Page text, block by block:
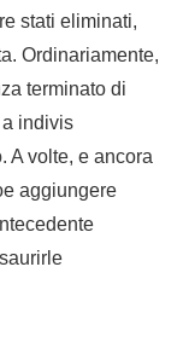
stati eliminati,
Ordinariamente,
terminato di
a indivis
A volte, e ancora
aggiungere